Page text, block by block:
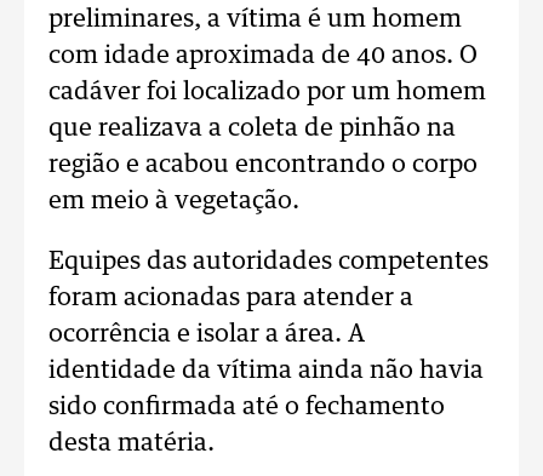
preliminares, a vítima é um homem
com idade aproximada de 40 anos. O
cadáver foi localizado por um homem
que realizava a coleta de pinhão na
região e acabou encontrando o corpo
em meio à vegetação.
Equipes das autoridades competentes
foram acionadas para atender a
ocorrência e isolar a área. A
identidade da vítima ainda não havia
sido confirmada até o fechamento
desta matéria.